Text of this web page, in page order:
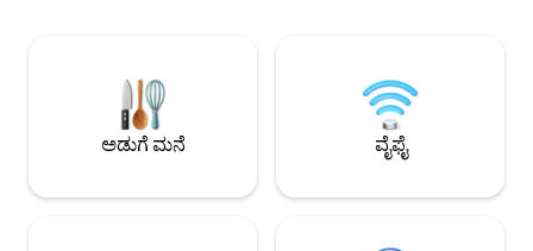
ಹೃತ್ಪೂರ್ವಕ ಸೆವೂಲ್❤️ ಟೇಬಲ್. 10 ❤️ಸ್ನಾನದ
ಟವೆಲ್‌ಗಳು ♥️ಹೇರ್ ಡ್ರೈಯರ್ ಪೂಲ್‌ನಲ್ಲಿ ❤️ಬಾಲ್
❤️ದೊಡ್ಡ ಅಲಂಕಾರಿಕ ನೀರಿನ ಆಟಿಕೆಗಳು
ಮಾರ್ಕೆಟ್" ಗೆ 10
ಅಡುಗೆ ಮನೆ ವೈಫೈ